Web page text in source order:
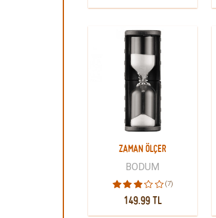
ZAMAN ÖLÇER
BODUM
(7)
149.99 TL